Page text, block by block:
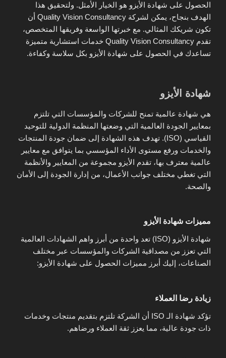
الحصول على شهادة الأيزو هو الخيار الأمثل. ولتحقيق هذا
الهدف بنجاح، يمكن لشركة Quality Vision Consultancy أن
تكون شريكك المثالي. مع خبرتها الواسعة وفريقها المتخصص،
تقدم Quality Vision Consultancy خدمات استشارية متميزة
تساعدك في الحصول على شهادة الأيزو بكل سلاسة وكفاءة.
شهادة الأيزو
هي شهادة عالمية تمنح للشركات والمؤسسات التي تلتزم
بمعايير الجودة العالمية التي وضعتها المنظمة الدولية للتوحيد
القياسي (ISO). تهدف هذه الشهادة إلى ضمان جودة المنتجات
والخدمات ورفع مستوى الأداء المؤسسي بما يتوافق مع معايير
عالمية معترف بها، تقدم الأيزو مجموعة من المعايير والأنظمة
التي تغطي مختلف جوانب الأعمال، من إدارة الجودة إلى الأمان
والصحة.
مميزات شهادة الأيزو
شهادة الأيزو (ISO) تعد واحدة من أبرز واهم الشهادات العالمية
التي تعزز من مصداقية الشركات والمؤسسات عبر مختلف
الصناعات، إليك أبرز مميزات الحصول على شهادة الأيزو:
زيادة رضا العملاء
تؤكد شهادة الـ ISO أن الشركة تلتزم بتقديم منتجات وخدمات
ذات جودة عالية، مما يعزز ثقة العملاء ورضاهم.